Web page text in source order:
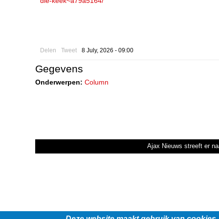
Delen Tweet 8 July, 2026 - 09:00
Gegevens
Onderwerpen: Column
Ajax Nieuws streeft er